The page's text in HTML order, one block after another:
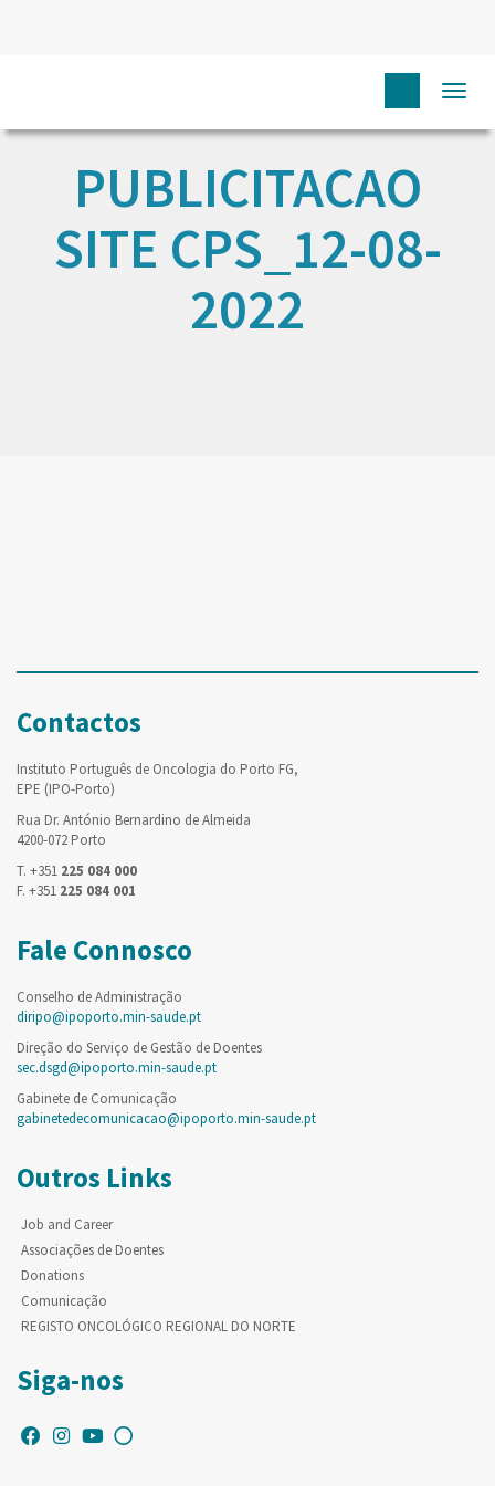
PUBLICITACAO
SITE CPS_12-08-
2022
Contactos
Instituto Português de Oncologia do Porto FG,
EPE (IPO-Porto)
Rua Dr. António Bernardino de Almeida
4200-072 Porto
T. +351 225 084 000
F. +351 225 084 001
Fale Connosco
Conselho de Administração
diripo@ipoporto.min-saude.pt
Direção do Serviço de Gestão de Doentes
sec.dsgd@ipoporto.min-saude.pt
Gabinete de Comunicação
gabinetedecomunicacao@ipoporto.min-saude.pt
Outros Links
Job and Career
Associações de Doentes
Donations
Comunicação
REGISTO ONCOLÓGICO REGIONAL DO NORTE
Siga-nos